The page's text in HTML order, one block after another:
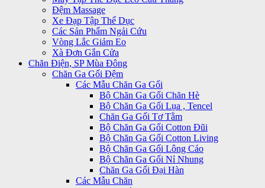
Đệm Massage
Xe Đạp Tập Thể Dục
Các Sản Phẩm Ngải Cứu
Vòng Lắc Giảm Eo
Xà Đơn Gắn Cửa
Chăn Điện, SP Mùa Đông
Chăn Ga Gối Đệm
Các Mẫu Chăn Ga Gối
Bộ Chăn Ga Gối Chăn Hè
Bộ Chăn Ga Gối Lụa , Tencel
Chăn Ga Gối Tơ Tằm
Bộ Chăn Ga Gối Cotton Đũi
Bộ Chăn Ga Gối Cotton Living
Bộ Chăn Ga Gối Lông Cáo
Bộ Chăn Ga Gối Nỉ Nhung
Chăn Ga Gối Đại Hàn
Các Mẫu Chăn